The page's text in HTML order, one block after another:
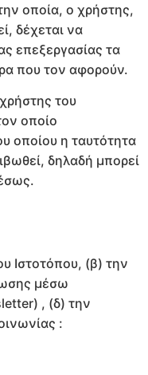
οποία, ο χρήστης,
δέχεται να
επεξεργασίας τα
που τον αφορούν.
του
οποίο
οποίου η ταυτότητα
δηλαδή μπορεί
Ιστοτόπου, (β) την
μέσω
, (δ) την
: